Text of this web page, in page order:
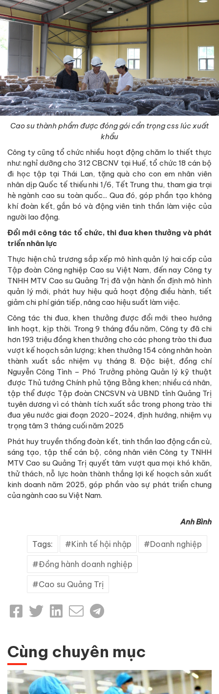
Cao su thành phẩm được đóng gói cẩn trọng css lúc xuất
khẩu
Công ty cũng tổ chức nhiều hoạt động chăm lo thiết thực
như: nghỉ dưỡng cho 312 CBCNV tại Huế, tổ chức 18 cán bộ
đi học tập tại Thái Lan, tặng quà cho con em nhân viên
nhân dịp Quốc tế thiếu nhi 1/6, Tết Trung thu, tham gia trại
hè ngành cao su toàn quốc... Qua đó, góp phần tạo không
khí đoàn kết, gắn bó và động viên tinh thần làm việc của
người lao động.
Đổi mới công tác tổ chức, thi đua khen thưởng và phát
triển nhân lực
Thực hiện chủ trương sắp xếp mô hình quản lý hai cấp của
Tập đoàn Công nghiệp Cao su Việt Nam, đến nay Công ty
TNHH MTV Cao su Quảng Trị đã vận hành ổn định mô hình
quản lý mới, phát huy hiệu quả hoạt động điều hành, tiết
giảm chi phí gián tiếp, nâng cao hiệu suất làm việc.
Công tác thi đua, khen thưởng được đổi mới theo hướng
linh hoạt, kịp thời. Trong 9 tháng đầu năm, Công ty đã chi
hơn 193 triệu đồng khen thưởng cho các phong trào thi đua
vượt kế hoạch sản lượng; khen thưởng 154 công nhân hoàn
thành xuất sắc nhiệm vụ tháng 8. Đặc biệt, đồng chí
Nguyễn Công Tình – Phó Trưởng phòng Quản lý kỹ thuật
được Thủ tướng Chính phủ tặng Bằng khen; nhiều cá nhân,
tập thể được Tập đoàn CNCSVN và UBND tỉnh Quảng Trị
tuyên dương vì có thành tích xuất sắc trong phong trào thi
đua yêu nước giai đoạn 2020–2024, định hướng, nhiệm vụ
trọng tâm 3 tháng cuối năm 2025
Phát huy truyền thống đoàn kết, tinh thần lao động cần cù,
sáng tạo, tập thể cán bộ, công nhân viên Công ty TNHH
MTV Cao su Quảng Trị quyết tâm vượt qua mọi khó khăn,
thử thách, nỗ lực hoàn thành thắng lợi kế hoạch sản xuất
kinh doanh năm 2025, góp phần vào sự phát triển chung
của ngành cao su Việt Nam.
Anh Bình
Tags: Kinh tế hội nhập Doanh nghiệp
Đồng hành doanh nghiệp
Cao su Quảng Trị
Cùng chuyên mục